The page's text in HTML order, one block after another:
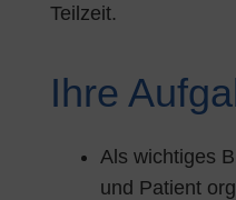
Teilzeit.
Ihre
Als wichtiges
und Patient